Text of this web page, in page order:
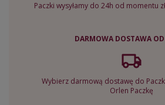
Paczki wysyłamy do 24h od momentu
DARMOWA DOSTAWA
Wybierz darmową dostawę do
Orlen Paczkę